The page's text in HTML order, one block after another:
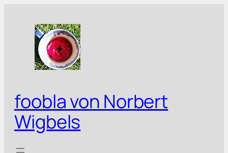
springen
foobla von Norbert
Wigbels